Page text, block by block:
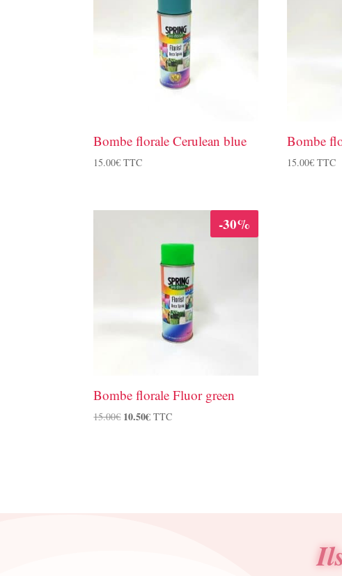
Bombe florale Cerulean blue
15.00€ TTC
Bombe
15.00€ TTC
-30%
Bombe florale Fluor green
15.00€ Le
10.50€Le
TTC